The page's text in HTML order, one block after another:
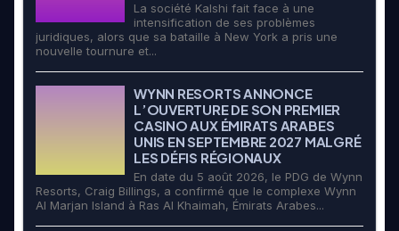
La société Kalshi fait face à une
intensification de ses problèmes
juridiques, alors que sa bataille à New York a pris une
nouvelle tournure et...
WYNN RESORTS ANNONCE
L’OUVERTURE DE SON PREMIER
CASINO AUX ÉMIRATS ARABES
UNIS EN SEPTEMBRE 2027 MALGRÉ
LES DÉFIS RÉGIONAUX
En date du 5 août 2026, le PDG de Wynn
Resorts, Craig Billings, a confirmé que le complexe Wynn
Al Marjan Island à Ras Al Khaimah, Émirats Arabes...